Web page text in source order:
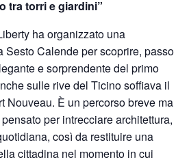
tra torri e giardini”
ha organizzato una
Sesto Calende per scoprire, passo
e sorprendente del primo
sulle rive del Ticino soffiava il
Nouveau. È un percorso breve ma
per intrecciare architettura,
così da restituire una
cittadina nel momento in cui